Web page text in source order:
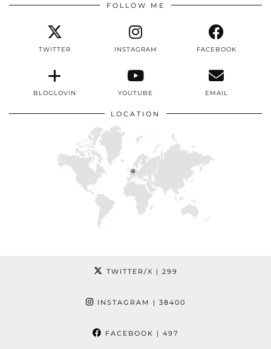
FOLLOW ME
TWITTER INSTAGRAM FACEBOOK
BLOGLOVIN YOUTUBE EMAIL
LOCATION
TWITTER/X | 299
INSTAGRAM | 38400
FACEBOOK | 497